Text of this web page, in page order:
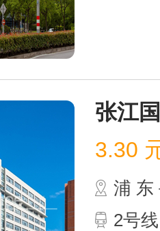
张江
3.30
浦 东
2号